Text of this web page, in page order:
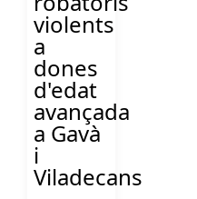
violents
a
dones
d'edat
avançada
a Gavà
i
Viladecans